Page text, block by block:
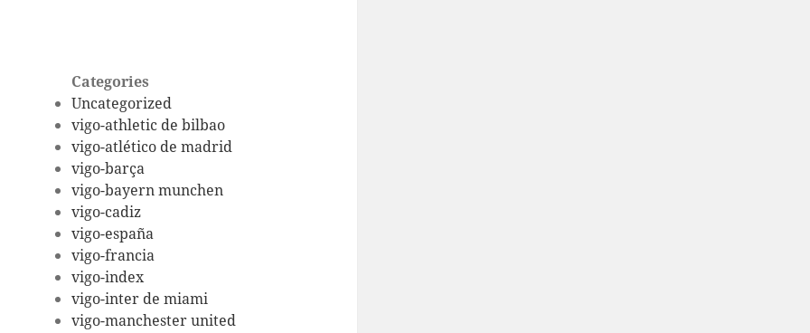
Categories
Uncategorized
vigo-athletic de bilbao
vigo-atlético de madrid
vigo-barça
vigo-bayern munchen
vigo-cadiz
vigo-españa
vigo-francia
vigo-index
vigo-inter de miami
vigo-manchester united